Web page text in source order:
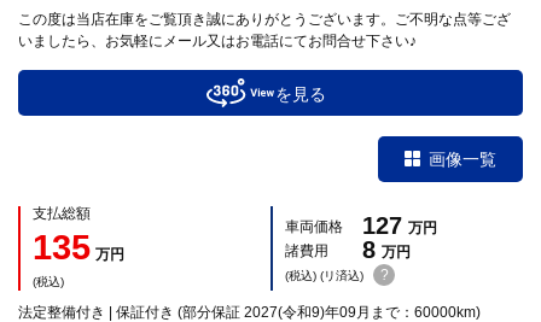
この度は当店在庫をご覧頂き誠にありがとうございます。ご不明な点等ござ
いましたら、お気軽にメール又はお電話にてお問合せ下さい♪
を見る
画像一覧
支払総額
135 万円
(税込)
車両価格 127 万円
諸費用
8 万円
(税込) (リ済込) ?
法定整備付き | 保証付き (部分保証 2027(令和9)年09月まで：60000km)